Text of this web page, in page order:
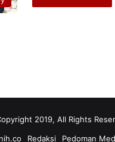
2019, All Rights
Redaksi Pedoman